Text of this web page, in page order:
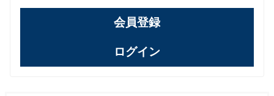
会員登録
ログイン